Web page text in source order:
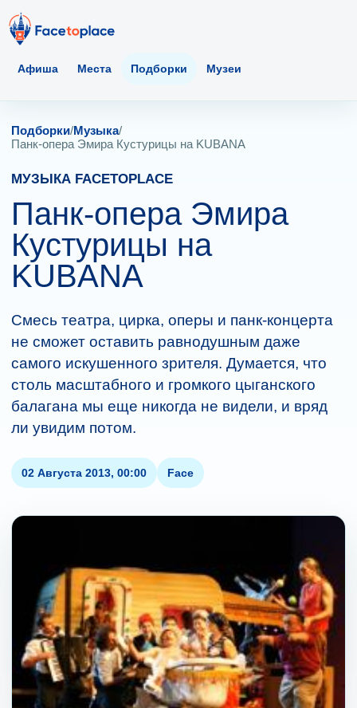
Афиша Места Подборки Музеи
Подборки/Музыка/
Панк-опера Эмира Кустурицы на KUBANA
МУЗЫКА FACETOPLACE
Панк-опера Эмира
Кустурицы на
KUBANA
Смесь театра, цирка, оперы и панк-концерта
не сможет оставить равнодушным даже
самого искушенного зрителя. Думается, что
столь масштабного и громкого цыганского
балагана мы еще никогда не видели, и вряд
ли увидим потом.
02 Августа 2013, 00:00 Face